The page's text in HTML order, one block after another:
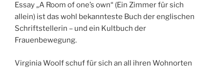
Essay „A Room of one’s own“ (Ein Zimmer für sich
allein) ist das wohl bekannteste Buch der englischen
Schriftstellerin – und ein Kultbuch der
Frauenbewegung.
Virginia Woolf schuf für sich an all ihren Wohnorten